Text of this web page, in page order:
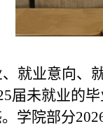
就业意向、
届未就业的
学院部分